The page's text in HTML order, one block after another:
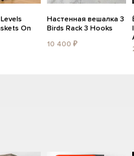
On
Настенная вешалка 3
Birds Rack 3 Hooks
10 400 ₽